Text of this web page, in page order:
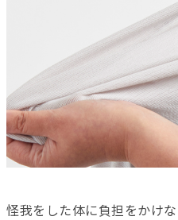
怪我をした体に負担をかけ